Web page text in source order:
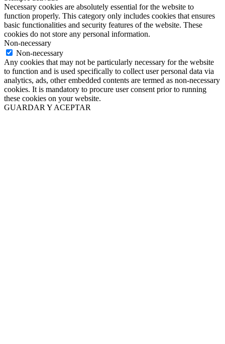
Necessary cookies are absolutely essential for the website to
function properly. This category only includes cookies that ensures
basic functionalities and security features of the website. These
cookies do not store any personal information.
Non-necessary
Non-necessary
Any cookies that may not be particularly necessary for the website
to function and is used specifically to collect user personal data via
analytics, ads, other embedded contents are termed as non-necessary
cookies. It is mandatory to procure user consent prior to running
these cookies on your website.
GUARDAR Y ACEPTAR